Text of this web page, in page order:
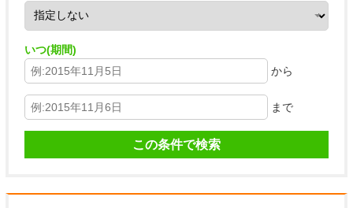
いつ(期間)
から
まで